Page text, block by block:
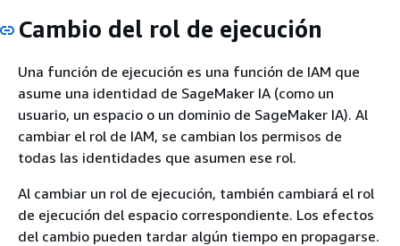
Cambio del rol de ejecución
Una función de ejecución es una función de IAM que
asume una identidad de SageMaker IA (como un
usuario, un espacio o un dominio de SageMaker IA). Al
cambiar el rol de IAM, se cambian los permisos de
todas las identidades que asumen ese rol.
Al cambiar un rol de ejecución, también cambiará el rol
de ejecución del espacio correspondiente. Los efectos
del cambio pueden tardar algún tiempo en propagarse.